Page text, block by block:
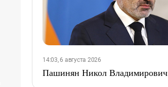
14:03, 6 августа 2026
Пашинян Никол Владимирович